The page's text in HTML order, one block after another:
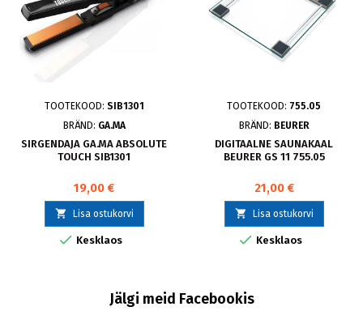
TOOTEKOOD: SIB1301
BRÄND: GA.MA
SIRGENDAJA GA.MA ABSOLUTE
TOUCH SIB1301
19,00 €
 Lisa ostukorvi
 Kesklaos
TOOTEKOOD: 755.05
BRÄND: BEURER
DIGITAALNE SAUNAKAAL
BEURER GS 11 755.05
21,00 €
 Lisa ostukorvi
 Kesklaos
Jälgi meid Facebookis